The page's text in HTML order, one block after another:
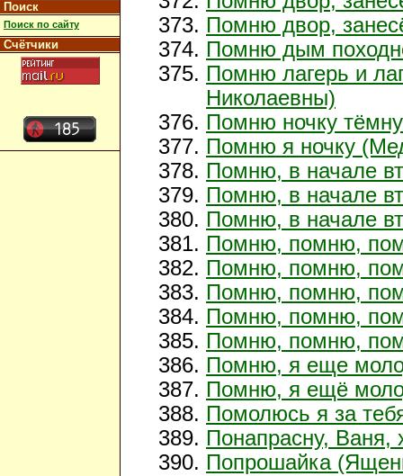
Поиск
Поиск по сайту
Счётчики
Помню двор,
Помню дым
Помню лагерь и
Николаевны)
Помню ночку
Помню я ночку
Помню, в начале
Помню, в начале
Помню, в начале
Помню, помню,
Помню, помню,
Помню, помню,
Помню, помню,
Помню, помню,
Помню, я еще
Помню, я ещё
Помолюсь я за
Понапрасну, Ваня,
Попрошайка